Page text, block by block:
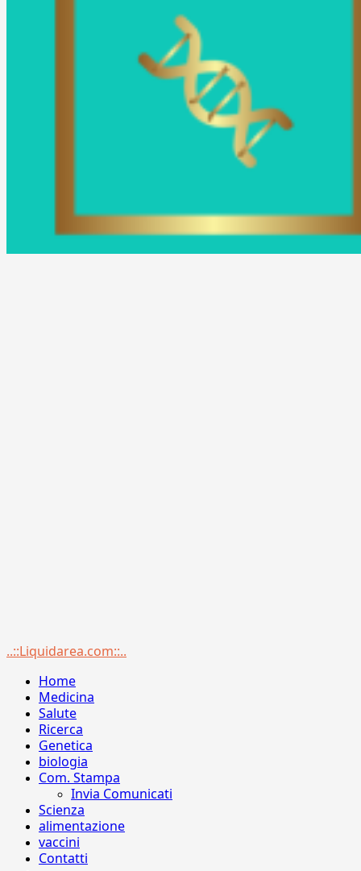
Menu
..::Liquidarea.com::..
Home
Medicina
Salute
Ricerca
Genetica
biologia
Com. Stampa
Invia Comunicati
Scienza
alimentazione
vaccini
Contatti